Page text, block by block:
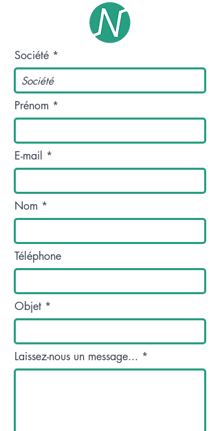
Société
Prénom
E-mail
Nom
Téléphone
Objet
Laissez-nous un message...